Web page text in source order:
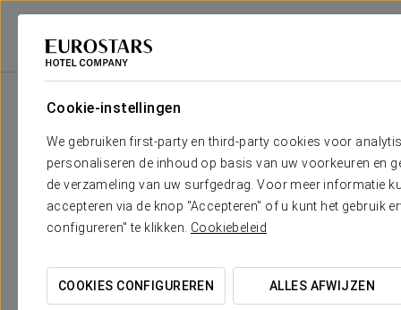
Cookie-instellingen
We gebruiken first-party en third-party cookies voor
personaliseren de inhoud op basis van uw voorkeuren en
de verzameling van uw surfgedrag. Voor meer informatie
accepteren via de knop "Accepteren" of u kunt het gebruik
configureren" te klikken. Cookiebeleid
COOKIES CONFIGUREREN ALLES AFWIJZEN
Eurostars Hotel Company
Het comfort en de rust die je
Slapen in een van de 72 kamers van Eurostars La Pleta in
aan de piste, perfect om te ontspannen na een intensieve
Alle kamers zijn uitgerust met het hoogste comfort: